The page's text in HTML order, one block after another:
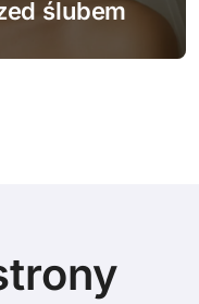
ślubem